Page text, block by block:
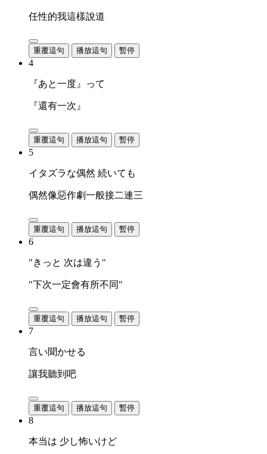
任性的我這樣說道
重覆這句 播放這句 暫停
4
『あと一度』って
『還有一次』
重覆這句 播放這句 暫停
5
イタズラな偶然 続いても
偶然像惡作劇一般接二連三
重覆這句 播放這句 暫停
6
"きっと 次は違う"
"下次一定會有所不同"
重覆這句 播放這句 暫停
7
言い聞かせる
讓我聽到吧
重覆這句 播放這句 暫停
8
本当は 少し怖いけど